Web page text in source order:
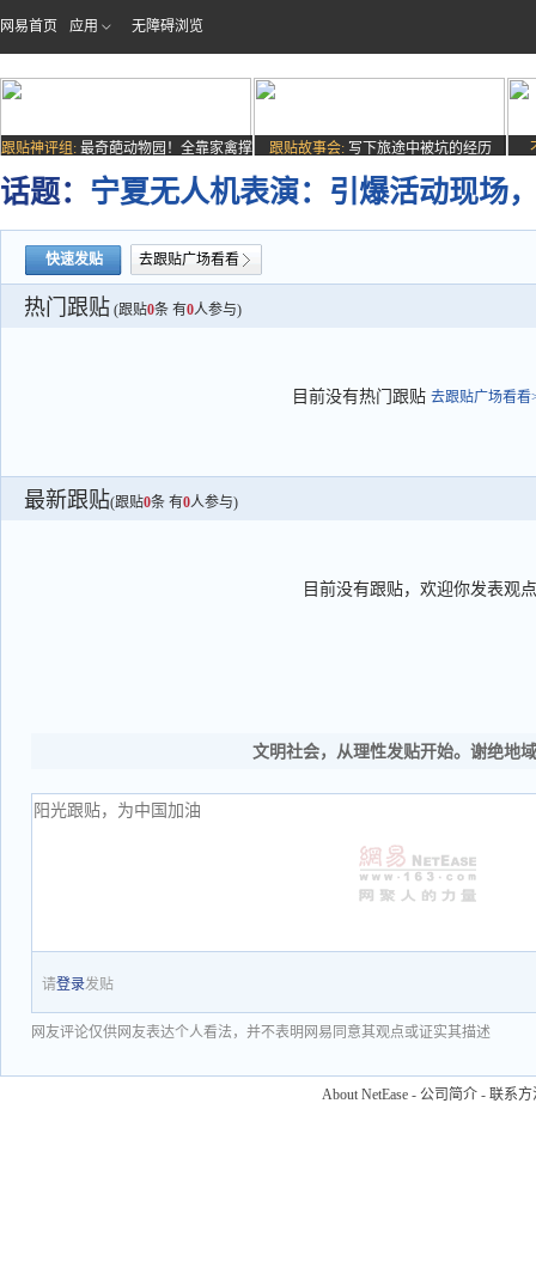
网易首页 应用 无障碍浏览
跟贴神评组: 最奇葩动物园！全靠家禽撑
场子
跟贴故事会: 写下旅途中被坑的经历
话题： 宁夏无人机表演：引爆活动现场
快速发贴 去跟贴广场看看
热门跟贴 (跟贴0条 有0人参与)
目前没有热门跟贴 去跟贴广场看看
最新跟贴(跟贴0条 有0人参与)
目前没有跟贴，欢迎你发表观点
文明社会，从理性发贴开始。谢绝地
请登录发贴
网友评论仅供网友表达个人看法，并不表明网易同意其观点或证实其描述
About NetEase - 公司简介 - 联系方